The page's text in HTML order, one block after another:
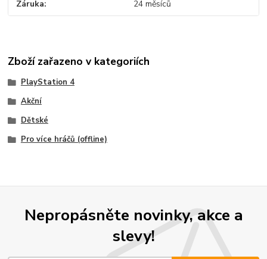
Záruka 24 měsíců
Zboží zařazeno v kategoriích
PlayStation 4
Akční
Dětské
Pro více hráčů (offline)
Nepropásněte novinky, akce a
slevy!